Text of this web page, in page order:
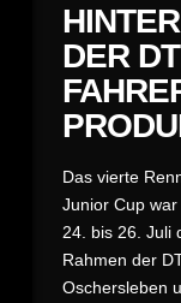
DER
Das vierte
Junior Cup
24. bis 26. Juli
Rahmen der
Oschersleben